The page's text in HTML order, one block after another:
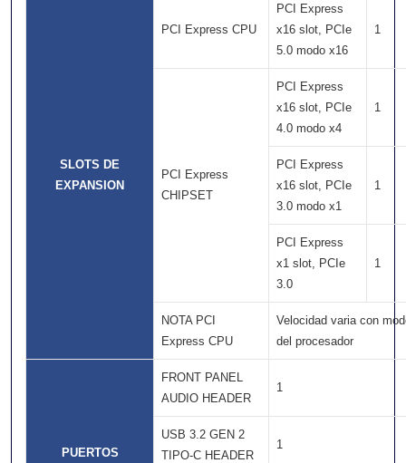
SLOTS DE
EXPANSION
PCI Express CPU
PCI Express
x16 slot, PCIe
5.0 modo x16
1
PCI Express
CHIPSET
PCI Express
x16 slot, PCIe
4.0 modo x4
1
PCI Express
x16 slot, PCIe
3.0 modo x1
1
PCI Express
x1 slot, PCIe
3.0
1
NOTA PCI
Express CPU
Velocidad varia con
del procesador
PUERTOS
FRONT PANEL
AUDIO HEADER
1
USB 3.2 GEN 2
TIPO-C HEADER
1